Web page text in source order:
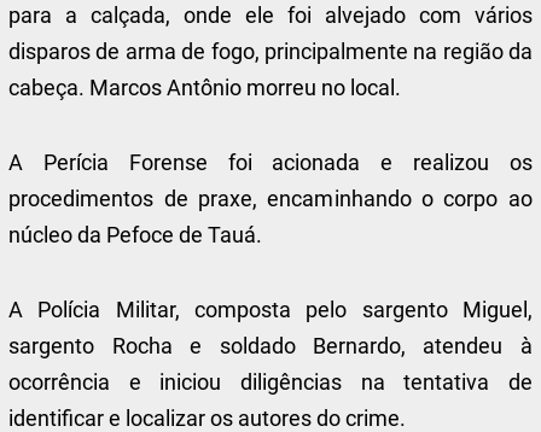
para a calçada, onde ele foi alvejado com vários
disparos de arma de fogo, principalmente na região da
cabeça. Marcos Antônio morreu no local.
A Perícia Forense foi acionada e realizou os
procedimentos de praxe, encaminhando o corpo ao
núcleo da Pefoce de Tauá.
A Polícia Militar, composta pelo sargento Miguel,
sargento Rocha e soldado Bernardo, atendeu à
ocorrência e iniciou diligências na tentativa de
identificar e localizar os autores do crime.